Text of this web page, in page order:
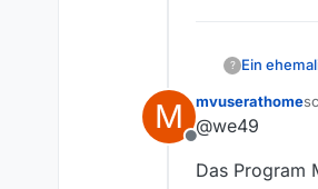
?
M
Offline
mvuserathome
@we49
Das Program